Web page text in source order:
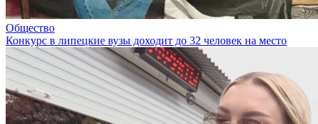
Общество
Конкурс в липецкие вузы доходит до 32 человек на место